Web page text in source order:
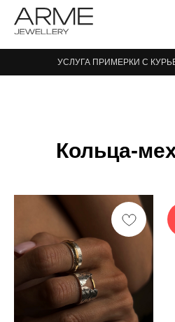
УСЛУГА ПРИМЕРКИ С
Кольца-